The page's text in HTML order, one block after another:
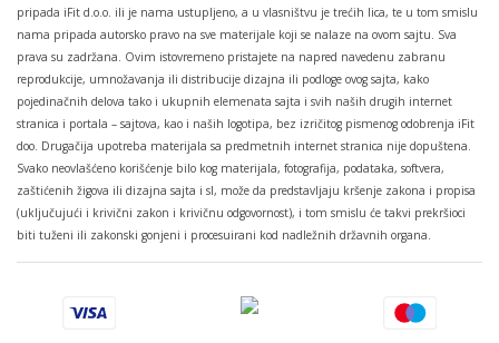
pripada iFit d.o.o. ili je nama ustupljeno, a u vlasništvu je trećih lica, te u tom smislu
nama pripada autorsko pravo na sve materijale koji se nalaze na ovom sajtu. Sva
prava su zadržana. Ovim istovremeno pristajete na napred navedenu zabranu
reprodukcije, umnožavanja ili distribucije dizajna ili podloge ovog sajta, kako
pojedinačnih delova tako i ukupnih elemenata sajta i svih naših drugih internet
stranica i portala – sajtova, kao i naših logotipa, bez izričitog pismenog odobrenja iFit
doo. Drugačija upotreba materijala sa predmetnih internet stranica nije dopuštena.
Svako neovlašćeno korišćenje bilo kog materijala, fotografija, podataka, softvera,
zaštićenih žigova ili dizajna sajta i sl, može da predstavljaju kršenje zakona i propisa
(uključujući i krivični zakon i krivičnu odgovornost), i tom smislu će takvi prekršioci
biti tuženi ili zakonski gonjeni i procesuirani kod nadležnih državnih organa.